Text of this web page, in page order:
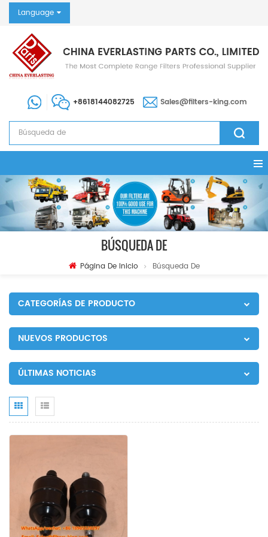
Language
+8618144082725 Sales@filters-king.com
BÚSQUEDA DE
Página De Inicio Búsqueda De
CATEGORÍAS DE PRODUCTO
NUEVOS PRODUCTOS
ÚLTIMAS NOTICIAS